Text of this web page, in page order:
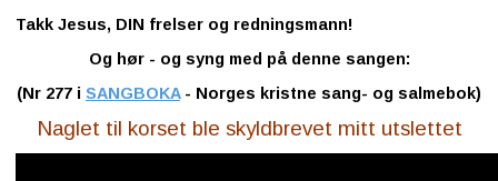
Takk Jesus, DIN frelser og redningsmann!
Og hør - og syng med på denne sangen:
(Nr 277 i SANGBOKA- Norges kristne sang- og salmebok)
Naglet til korset ble skyldbrevet mitt utslettet